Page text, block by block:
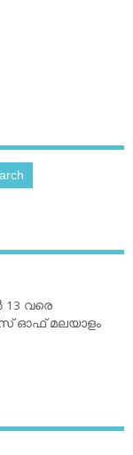
വരെ
ഓഫ് മലയാളം